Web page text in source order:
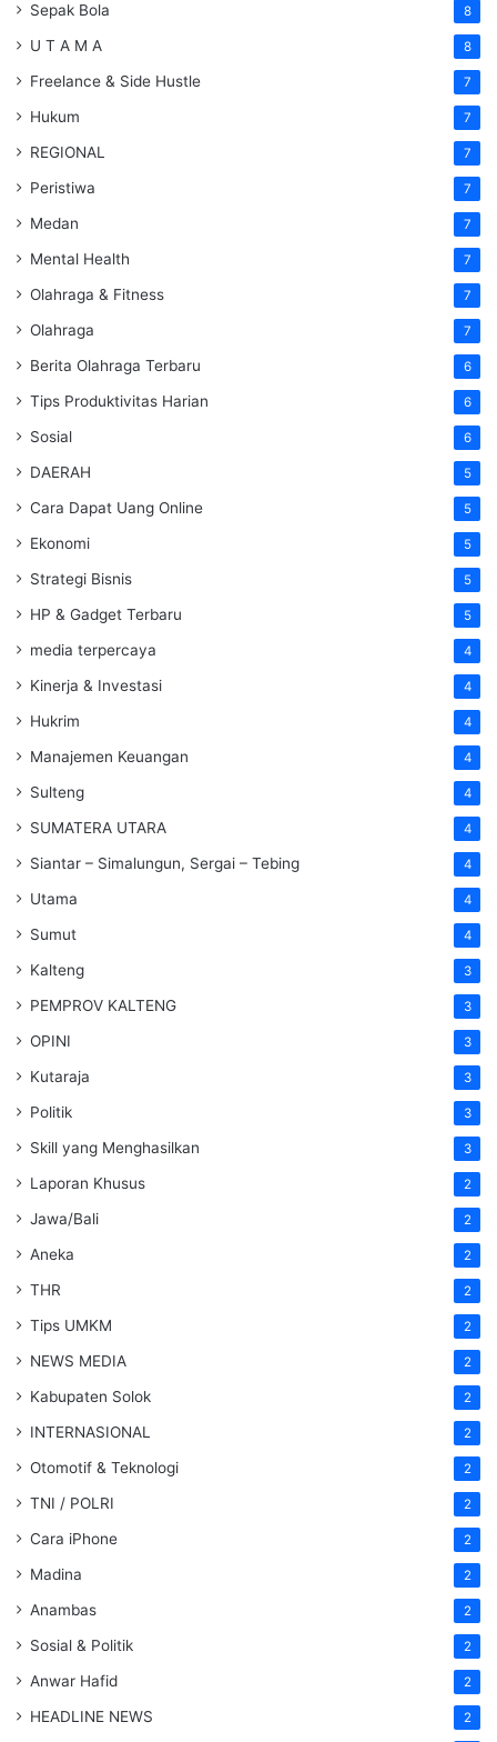
Sepak Bola 8
U T A M A 8
Freelance & Side Hustle 7
Hukum 7
REGIONAL 7
Peristiwa 7
Medan 7
Mental Health 7
Olahraga & Fitness 7
Olahraga 7
Berita Olahraga Terbaru 6
Tips Produktivitas Harian 6
Sosial 6
DAERAH 5
Cara Dapat Uang Online 5
Ekonomi 5
Strategi Bisnis 5
HP & Gadget Terbaru 5
media terpercaya 4
Kinerja & Investasi 4
Hukrim 4
Manajemen Keuangan 4
Sulteng 4
SUMATERA UTARA 4
Siantar – Simalungun, Sergai – Tebing 4
Utama 4
Sumut 4
Kalteng 3
PEMPROV KALTENG 3
OPINI 3
Kutaraja 3
Politik 3
Skill yang Menghasilkan 3
Laporan Khusus 2
Jawa/Bali 2
Aneka 2
THR 2
Tips UMKM 2
NEWS MEDIA 2
Kabupaten Solok 2
INTERNASIONAL 2
Otomotif & Teknologi 2
TNI / POLRI 2
Cara iPhone 2
Madina 2
Anambas 2
Sosial & Politik 2
Anwar Hafid 2
HEADLINE NEWS 2